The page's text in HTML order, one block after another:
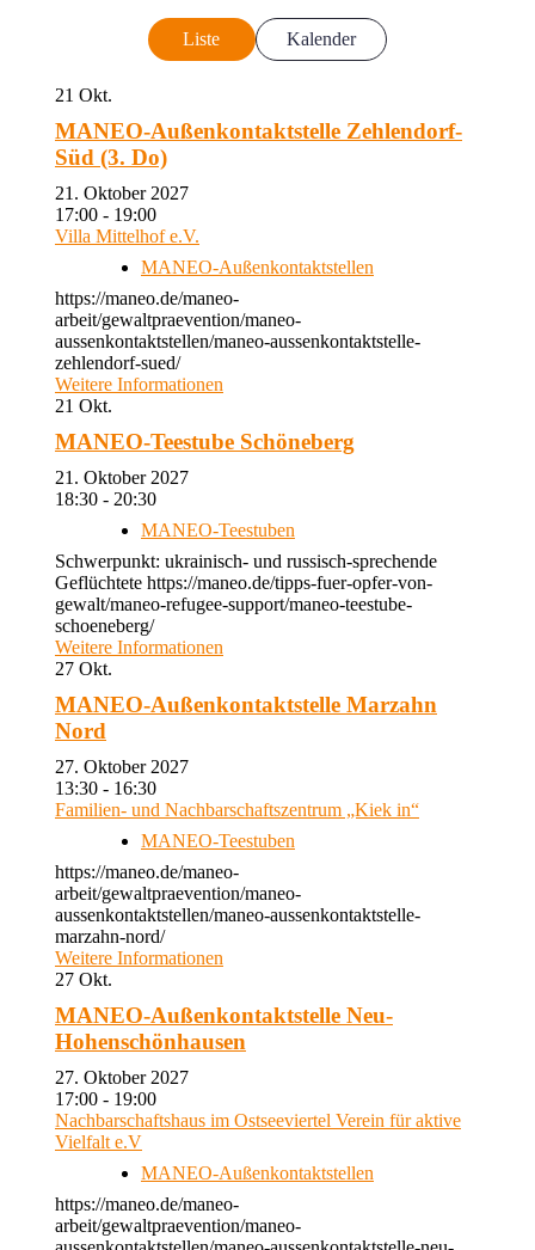
Liste Kalender
21 Okt.
MANEO-Außenkontaktstelle Zehlendorf-
Süd (3. Do)
21. Oktober 2027
17:00 - 19:00
Villa Mittelhof e.V.
MANEO-Außenkontaktstellen
https://maneo.de/maneo-
arbeit/gewaltpraevention/maneo-
aussenkontaktstellen/maneo-aussenkontaktstelle-
zehlendorf-sued/
Weitere Informationen
21 Okt.
MANEO-Teestube Schöneberg
21. Oktober 2027
18:30 - 20:30
MANEO-Teestuben
Schwerpunkt: ukrainisch- und russisch-sprechende
Geflüchtete https://maneo.de/tipps-fuer-opfer-von-
gewalt/maneo-refugee-support/maneo-teestube-
schoeneberg/
Weitere Informationen
27 Okt.
MANEO-Außenkontaktstelle Marzahn
Nord
27. Oktober 2027
13:30 - 16:30
Familien- und Nachbarschaftszentrum „Kiek in“
MANEO-Teestuben
https://maneo.de/maneo-
arbeit/gewaltpraevention/maneo-
aussenkontaktstellen/maneo-aussenkontaktstelle-
marzahn-nord/
Weitere Informationen
27 Okt.
MANEO-Außenkontaktstelle Neu-
Hohenschönhausen
27. Oktober 2027
17:00 - 19:00
Nachbarschaftshaus im Ostseeviertel Verein für aktive
Vielfalt e.V
MANEO-Außenkontaktstellen
https://maneo.de/maneo-
arbeit/gewaltpraevention/maneo-